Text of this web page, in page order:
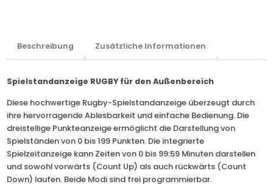
Beschreibung Zusätzliche Informationen
Spielstandanzeige RUGBY für den Außenbereich
Diese hochwertige Rugby-Spielstandanzeige überzeugt durch
ihre hervorragende Ablesbarkeit und einfache Bedienung. Die
dreistellige Punkteanzeige ermöglicht die Darstellung von
Spielständen von 0 bis 199 Punkten. Die integrierte
Spielzeitanzeige kann Zeiten von 0 bis 99:59 Minuten darstellen
und sowohl vorwärts (Count Up) als auch rückwärts (Count
Down) laufen. Beide Modi sind frei programmierbar.